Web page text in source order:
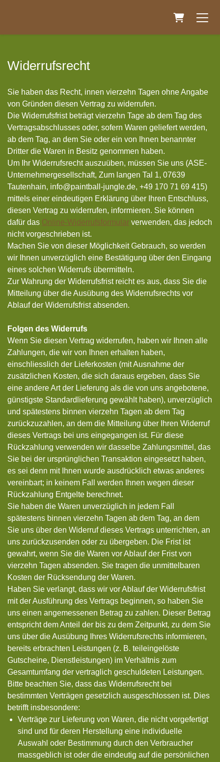
Warenkorb
Widerrufsrecht
Sie haben das Recht, innen vierzehn Tagen ohne Angabe
von Gründen diesen Vertrag zu widerrufen.
Die Widerrufsfrist beträgt vierzehn Tage ab dem Tag des
Vertragsabschlusses oder, sofern Waren geliefert werden,
ab dem Tag, an dem Sie oder ein von Ihnen benannter
Dritter die Waren in Besitz genommen haben.
Um Ihr Widerrufsrecht auszuüben, müssen Sie uns (ASE-
Unternehmergesellschaft, Zum langen Tal 1, 07639
Tautenhain, info@paintball-jungle.de, +49 170 71 69 415)
mittels einer eindeutigen Erklärung über Ihren Entschluss,
diesen Vertrag zu widerrufen, informieren. Sie können
dafür das Online-Widerrufsformular verwenden, das jedoch
nicht vorgeschrieben ist.
Machen Sie von dieser Möglichkeit Gebrauch, so werden
wir Ihnen unverzüglich eine Bestätigung über den Eingang
eines solchen Widerrufs übermitteln.
Zur Wahrung der Widerrufsfrist reicht es aus, dass Sie die
Mitteilung über die Ausübung des Widerrufsrechts vor
Ablauf der Widerrufsfrist absenden.
Folgen des Widerrufs
Wenn Sie diesen Vertrag widerrufen, haben wir Ihnen alle
Zahlungen, die wir von Ihnen erhalten haben,
einschliesslich der Lieferkosten (mit Ausnahme der
zusätzlichen Kosten, die sich daraus ergeben, dass Sie
eine andere Art der Lieferung als die von uns angebotene,
günstigste Standardlieferung gewählt haben), unverzüglich
und spätestens binnen vierzehn Tagen ab dem Tag
zurückzuzahlen, an dem die Mitteilung über Ihren Widerruf
dieses Vertrags bei uns eingegangen ist. Für diese
Rückzahlung verwenden wir dasselbe Zahlungsmittel, das
Sie bei der ursprünglichen Transaktion eingesetzt haben,
es sei denn mit Ihnen wurde ausdrücklich etwas anderes
vereinbart; in keinem Fall werden Ihnen wegen dieser
Rückzahlung Entgelte berechnet.
Sie haben die Waren unverzüglich in jedem Fall
spätestens binnen vierzehn Tagen ab dem Tag, an dem
Sie uns über den Widerruf dieses Vertrags unterrichten, an
uns zurückzusenden oder zu übergeben. Die Frist ist
gewahrt, wenn Sie die Waren vor Ablauf der Frist von
vierzehn Tagen absenden. Sie tragen die unmittelbaren
Kosten der Rücksendung der Waren.
Haben Sie verlangt, dass wir vor Ablauf der Widerrufsfrist
mit der Ausführung des Vertrags beginnen, so haben Sie
uns einen angemessenen Betrag zu zahlen. Dieser Betrag
entspricht dem Anteil der bis zu dem Zeitpunkt, zu dem Sie
uns über die Ausübung Ihres Widerrufsrechts informieren,
bereits erbrachten Leistungen (z. B. teileingelöste
Gutscheine, Dienstleistungen) im Verhältnis zum
Gesamtumfang der vertraglich geschuldeten Leistungen.
Bitte beachten Sie, dass das Widerrufsrecht bei
bestimmten Verträgen gesetzlich ausgeschlossen ist. Dies
betrifft insbesondere:
Verträge zur Lieferung von Waren, die nicht vorgefertigt
sind und für deren Herstellung eine individuelle
Auswahl oder Bestimmung durch den Verbraucher
massgeblich ist oder die eindeutig auf die persönlichen